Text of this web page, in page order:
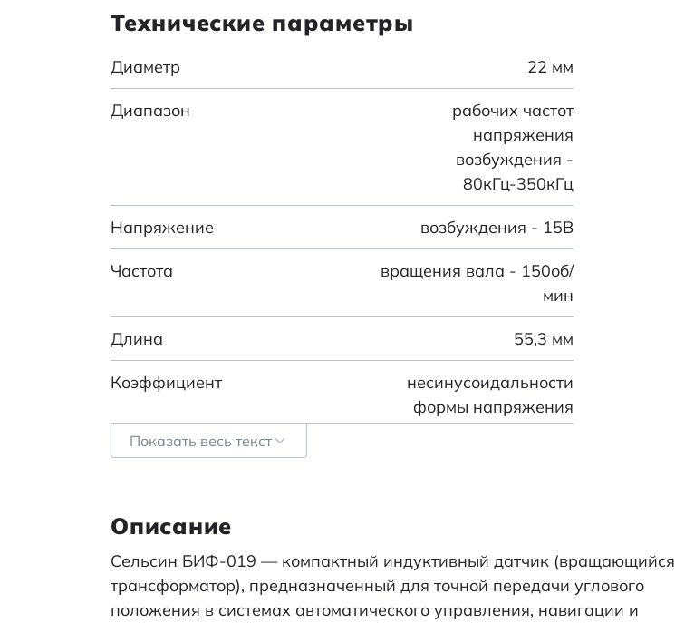
Технические параметры
Диаметр 22 мм
Диапазон
рабочих частот
напряжения
возбуждения -
80кГц-350кГц
Напряжение возбуждения - 15В
Частота
вращения вала - 150об/
мин
Длина 55,3 мм
Коэффициент
несинусоидальности
формы напряжения
возбуждения - 2%
Категория:
Наименование БИФ-019
Показать весь текст
Описание
Сельсин БИФ-019 — компактный индуктивный датчик (вращающийся
трансформатор), предназначенный для точной передачи углового
положения в системах автоматического управления, навигации и